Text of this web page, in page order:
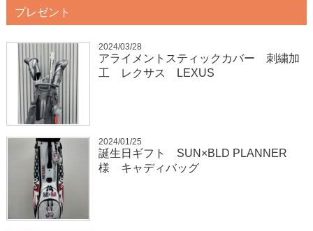
プレゼント
2024/03/28
アライメントスティックカバー 刺繍加
工 レクサス LEXUS
2024/01/25
誕生日ギフト SUN×BLD PLANNER
様 キャディバッグ